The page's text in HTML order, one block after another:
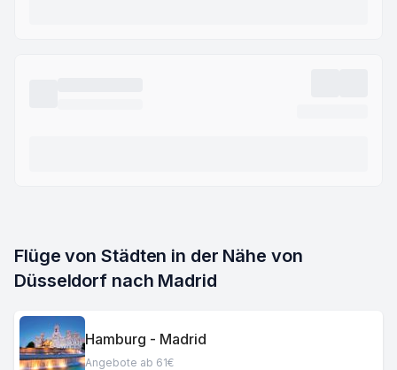
Flüge von Städten in der Nähe von
Düsseldorf nach Madrid
Hamburg - Madrid
Angebote ab 61€